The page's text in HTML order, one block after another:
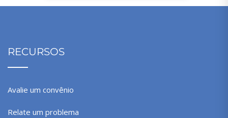
RECURSOS
Avalie um convênio
Relate um problema